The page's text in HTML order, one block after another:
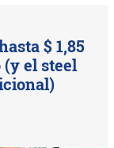
$ 1,85
el steel